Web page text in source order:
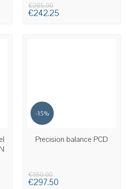
€285.00
€242.25
-15%
AVAILABLE
Precision balance PCD
€350.00
€297.50